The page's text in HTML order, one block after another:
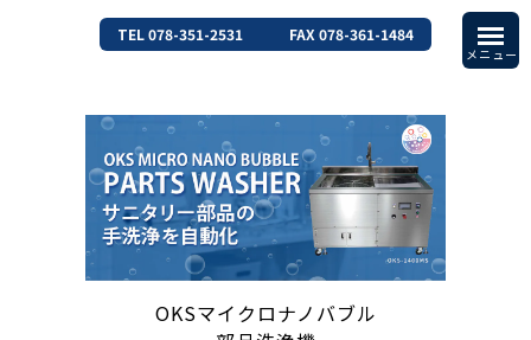
TEL 078-351-2531 FAX 078-361-1484
OKSマイクロナノバブル